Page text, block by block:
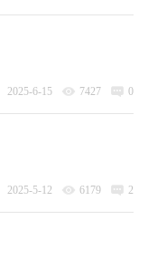
2025-6-15 7427 0
2025-5-12 6179 2